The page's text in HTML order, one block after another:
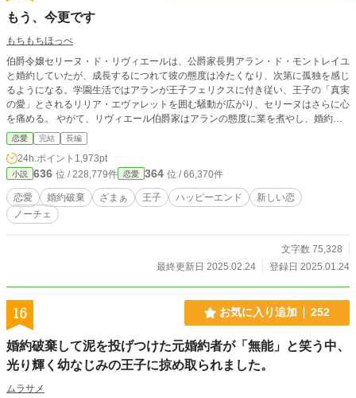
もう、今更です
もちもちほっぺ
伯爵令嬢セリーヌ・ド・リヴィエールは、公爵家長男アラン・ド・モントレイユ
と婚約していたが、成長するにつれて彼の態度は冷たくなり、次第に孤独を感じ
るようになる。学園生活ではアランが王子フェリクスに付き従い、王子の「真実
の愛」とされるリリア・エヴァレットを囲む騒動が広がり、セリーヌはさらに心
を痛める。 やがて、リヴィエール伯爵家はアランの態度に業を煮やし、婚約解
消を申し出る。
恋愛 完結 長編
24h.ポイント 1,973pt
小説 636 位 / 228,779件 恋愛 364 位 / 66,370件
恋愛 婚約破棄 ざまぁ 王子 ハッピーエンド
新しい恋
ノーチェ
文字数 75,328
最終更新日 2025.02.24
登録日 2025.01.24
16 お気に入り追加 252
婚約破棄して泥を投げつけた元婚約者が「無能」と笑う中、
光り輝く幼なじみの王子に掠め取られました。
ムラサメ